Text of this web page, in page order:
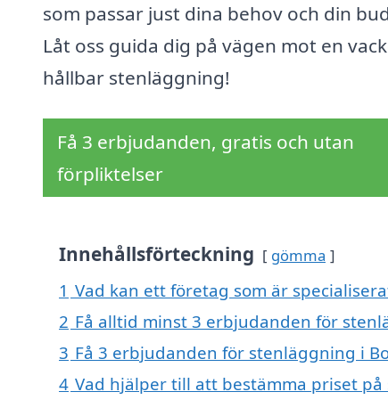
som passar just dina behov och din
Låt oss guida dig på vägen mot en
hållbar stenläggning!
Få 3 erbjudanden, gratis och utan
förpliktelser
Innehållsförteckning gömma
1 Vad kan ett företag som är
2 Få alltid minst 3 erbjudanden för
3 Få 3 erbjudanden för stenläggning i
4 Vad hjälper till att bestämma priset